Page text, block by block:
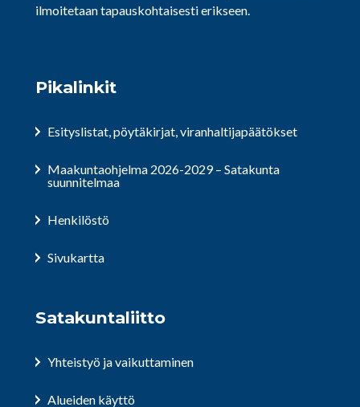
ilmoitetaan tapauskohtaisesti erikseen.
Pikalinkit
Esityslistat, pöytäkirjat, viranhaltijapäätökset
Maakuntaohjelma 2026-2029 – Satakunta
suunnitelmaa
Henkilöstö
Sivukartta
Satakuntaliitto
Yhteistyö ja vaikuttaminen
Alueiden käyttö